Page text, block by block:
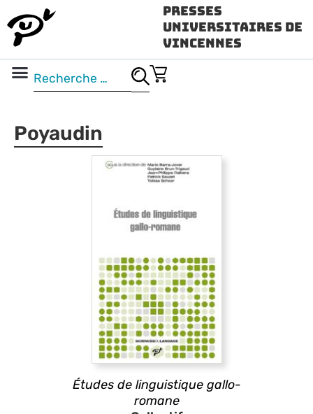
Presses
Universitaires de
Vincennes
Poyaudin
Études de linguistique gallo-
romane